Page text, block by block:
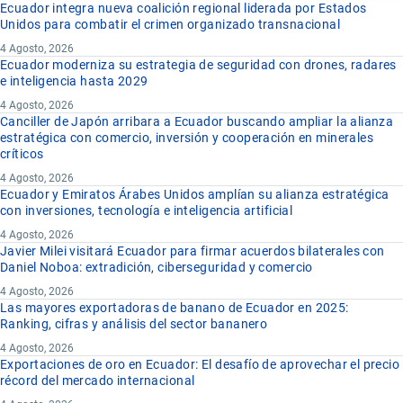
Ecuador integra nueva coalición regional liderada por Estados
Unidos para combatir el crimen organizado transnacional
4 Agosto, 2026
Ecuador moderniza su estrategia de seguridad con drones, radares
e inteligencia hasta 2029
4 Agosto, 2026
Canciller de Japón arribara a Ecuador buscando ampliar la alianza
estratégica con comercio, inversión y cooperación en minerales
críticos
4 Agosto, 2026
Ecuador y Emiratos Árabes Unidos amplían su alianza estratégica
con inversiones, tecnología e inteligencia artificial
4 Agosto, 2026
Javier Milei visitará Ecuador para firmar acuerdos bilaterales con
Daniel Noboa: extradición, ciberseguridad y comercio
4 Agosto, 2026
Las mayores exportadoras de banano de Ecuador en 2025:
Ranking, cifras y análisis del sector bananero
4 Agosto, 2026
Exportaciones de oro en Ecuador: El desafío de aprovechar el precio
récord del mercado internacional